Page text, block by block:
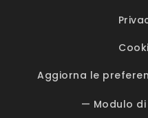
Aggiorna le
— Modulo